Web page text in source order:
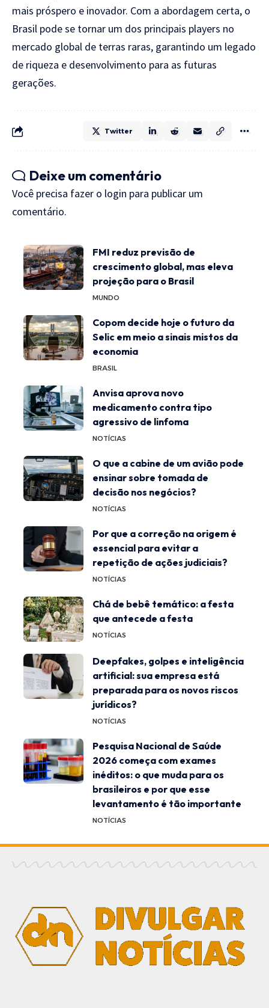
mais próspero e inovador. Com a abordagem certa, o
Brasil pode se tornar um dos principais players no
mercado global de terras raras, garantindo um legado
de riqueza e desenvolvimento para as futuras
gerações.
Twitter
Deixe um comentário
Você precisa fazer o login para publicar um
comentário.
FMI reduz previsão de
crescimento global, mas eleva
projeção para o Brasil
MUNDO
Copom decide hoje o futuro da
Selic em meio a sinais mistos da
economia
BRASIL
Anvisa aprova novo
medicamento contra tipo
agressivo de linfoma
NOTÍCIAS
O que a cabine de um avião pode
ensinar sobre tomada de
decisão nos negócios?
NOTÍCIAS
Por que a correção na origem é
essencial para evitar a
repetição de ações judiciais?
NOTÍCIAS
Chá de bebê temático: a festa
que antecede a festa
NOTÍCIAS
Deepfakes, golpes e inteligência
artificial: sua empresa está
preparada para os novos riscos
jurídicos?
NOTÍCIAS
Pesquisa Nacional de Saúde
2026 começa com exames
inéditos: o que muda para os
brasileiros e por que esse
levantamento é tão importante
NOTÍCIAS